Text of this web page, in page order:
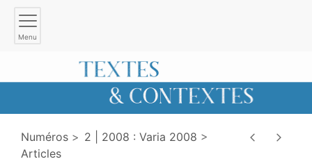
Menu
Numéros
2 | 2008 : Varia 2008
Articles